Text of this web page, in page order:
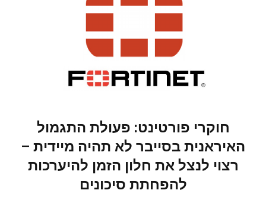
חוקרי פורטינט: פעולת התגמול
האיראנית בסייבר לא תהיה מיידית –
רצוי לנצל את חלון הזמן להיערכות
להפחתת סיכונים